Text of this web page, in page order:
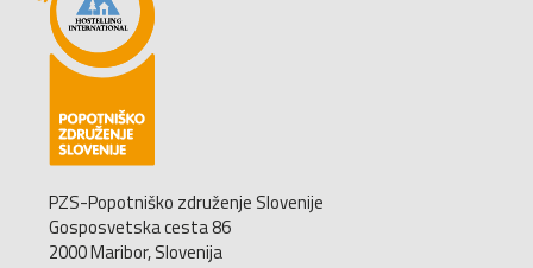
PZS-Popotniško združenje Slovenije
Gosposvetska cesta 86
2000 Maribor, Slovenija